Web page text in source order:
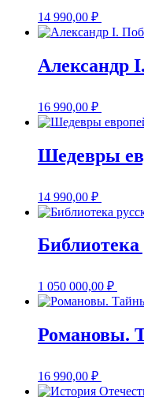
14 990,00 ₽
Александр
16 990,00 ₽
Шедевры
14 990,00 ₽
1 050 000,00 ₽
Романовы.
16 990,00 ₽